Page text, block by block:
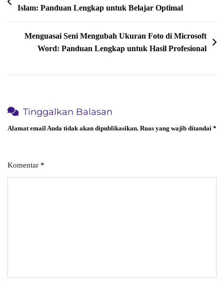
Untuk
Prestasi
Gemilang
pos
Islam: Panduan Lengkap untuk Belajar Optimal
Menguasai Seni Mengubah Ukuran Foto di Microsoft
Word: Panduan Lengkap untuk Hasil Profesional
Tinggalkan Balasan
Alamat email Anda tidak akan dipublikasikan. Ruas yang wajib ditandai *
Komentar *